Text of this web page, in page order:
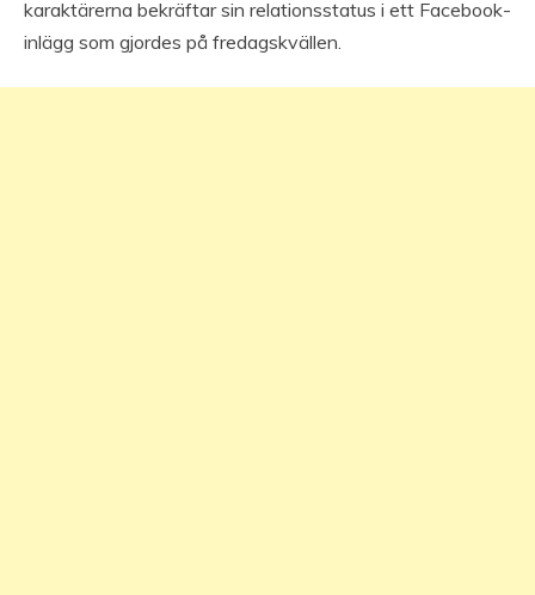
karaktärerna bekräftar sin relationsstatus i ett Facebook-
inlägg som gjordes på fredagskvällen.